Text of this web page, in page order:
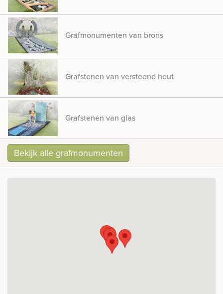
Grafmonumenten van brons
Grafstenen van versteend hout
Grafstenen van glas
Bekijk alle grafmonumenten